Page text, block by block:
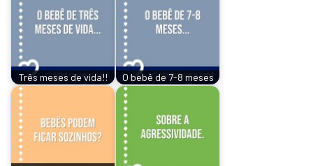
Três meses de vida!! O bebê de 7-8 meses